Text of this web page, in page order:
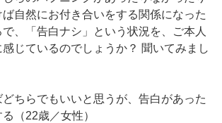
自然にお付き合いをする関係になった
、「告白ナシ」という状況を、ご本人
じているのでしょうか？ 聞いてみまし
どちらでもいいと思うが、告白があった
（22歳／女性）